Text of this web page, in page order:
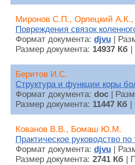
Миронов С.П., Орлецкий
Повреждения связок
Формат документа: djvu |
Размер документа: 14937 Кб
Беритов И.С.
Структура и функции коры
Формат документа: doc |
Размер документа: 11447 Кб
Кованов В.В., Бомаш Ю.М.
Практическое руководство
Формат документа: djvu |
Размер документа: 2741 Кб |